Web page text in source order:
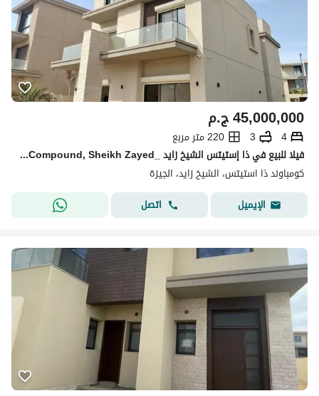
ج.م45,000,000
4
3
220 متر مربع
فيلا للبيع في ذا إستيتس الشيخ زايد _The Estates Compound, Sheikh Zayedجاهزة للسكن متشطبة ألترا سوبر لوكس برايم لوكيشن بالقرب من أركان بلازا وهايبر وان
كومباوند ذا استيتس، الشيخ زايد، الجيزة
الإيميل
اتصل